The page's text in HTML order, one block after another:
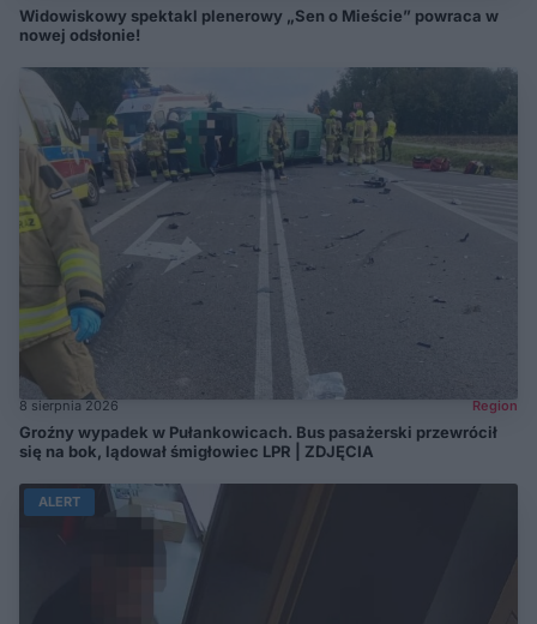
Widowiskowy spektakl plenerowy „Sen o Mieście” powraca w
nowej odsłonie!
8 sierpnia 2026 Region
Groźny wypadek w Pułankowicach. Bus pasażerski przewrócił
się na bok, lądował śmigłowiec LPR | ZDJĘCIA
ALERT